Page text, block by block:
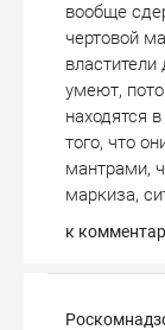
вообще
чертовой
умеют,
находятся
того, что
мантрами,
маркиза,
к